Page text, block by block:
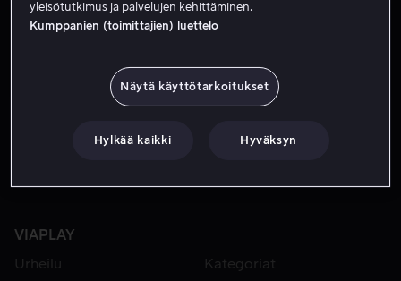
VIAPLAY
Urheilu
Kategoriat
yleisötutkimus ja palvelujen kehittäminen.
Kumppanien (toimittajien) luettelo
Näytä käyttötarkoitukset
Hylkää kaikki Hyväksyn